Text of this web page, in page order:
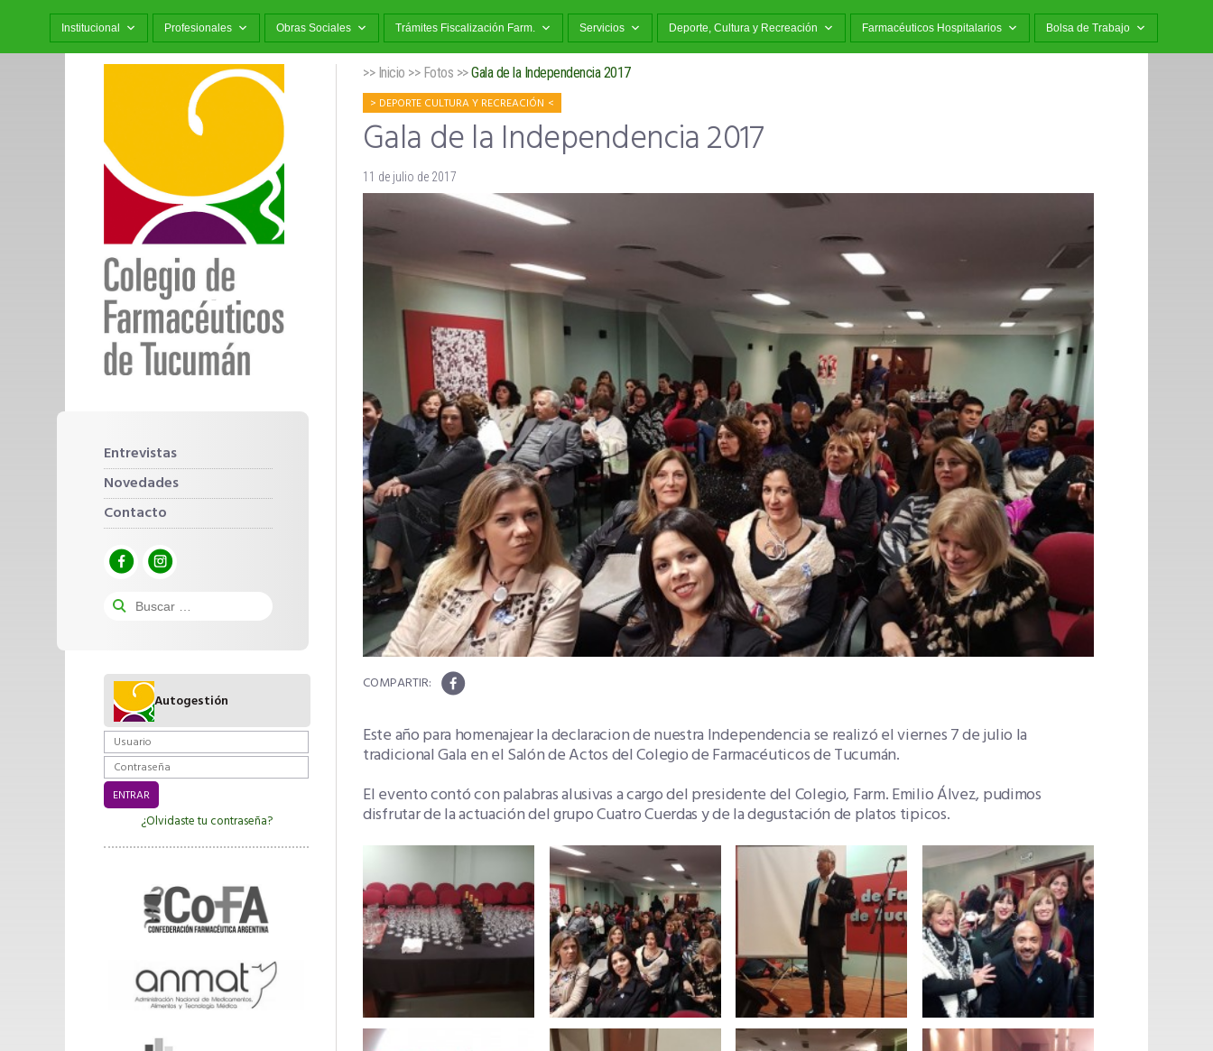
Institucional Profesionales Obras Sociales Trámites Fiscalización Farm. Servicios Deporte, Cultura y Recreación Farmacéuticos Hospitalarios Bolsa de Trabajo
Entrevistas
Novedades
Contacto
Autogestión
¿Olvidaste tu contraseña?
>> Inicio >> Fotos >>Gala de la Independencia 2017
DEPORTE CULTURA Y RECREACIÓN
Gala de la Independencia 2017
11 de julio de 2017
Este año para homenajear la declaracion de nuestra Independencia se realizó el viernes 7 de julio la
tradicional Gala en el Salón de Actos del Colegio de Farmacéuticos de Tucumán.
El evento contó con palabras alusivas a cargo del presidente del Colegio, Farm. Emilio Álvez, pudimos
disfrutar de la actuación del grupo Cuatro Cuerdas y de la degustación de platos tipicos.